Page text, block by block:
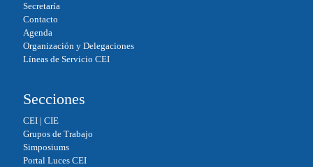
Secretaría
Contacto
Agenda
Organización y Delegaciones
Líneas de Servicio CEI
Secciones
CEI| CIE
Grupos de Trabajo
Simposiums
Portal Luces CEI